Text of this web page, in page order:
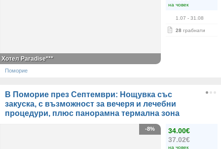
на човек
1.07 - 31.08
28 грабнати
Хотел Paradise***
Поморие
В Поморие през Септември: Нощувка със
закуска, с възможност за вечеря и лечебни
процедури, плюс панорамна термална зона
34.00€
37.02€
на човек
-8%